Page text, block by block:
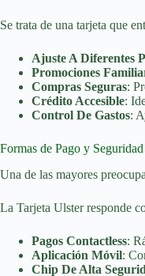
Se trata de una tarjeta que
Ajuste A Diferentes
Promociones
Compras Seguras:
Crédito Accesible:
Control De Gastos:
Formas de Pago y
Una de las mayores
La Tarjeta Ulster responde
Pagos Contactless:
Aplicación Móvil:
Chip De Alta